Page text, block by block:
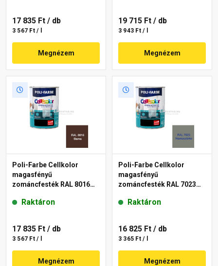
17 835 Ft / db
3 567 Ft / l
Megnézem
19 715 Ft / db
3 943 Ft / l
Megnézem
Poli-Farbe Cellkolor
magasfényű
zománcfesték RAL 8016
Raktáron
17 835 Ft / db
3 567 Ft / l
Megnézem
Poli-Farbe Cellkolor
magasfényű
zománcfesték RAL 7023
Raktáron
16 825 Ft / db
3 365 Ft / l
Megnézem